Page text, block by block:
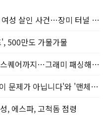
'그것이 알고 싶다' 통영 60대 여성 살인 사건…장미 터널 아래 킬러, 누구냐 넌?
500만도 가물가물
BTS, 메트라이프부터 타임스스퀘어까지…그래미 패싱해도 미 대륙 꿀꺽
[주간 쿠팡플레이] '지금 불륜이 문제가 아닙니다'와 '맨체스터 시티 VS 아틀레티코 마드리드 빅매치'
, 에스파, 고척돔 점령